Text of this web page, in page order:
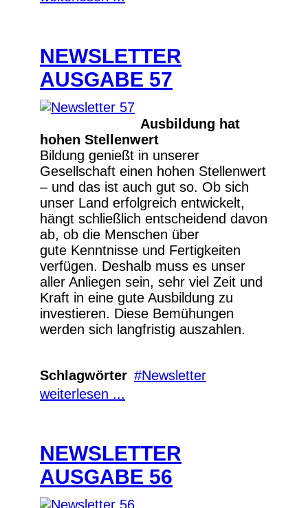
NEWSLETTER
AUSGABE 57
Ausbildung hat
hohen Stellenwert
Bildung genießt in unserer
Gesellschaft einen hohen Stellenwert
– und das ist auch gut so. Ob sich
unser Land erfolgreich entwickelt,
hängt schließlich entscheidend davon
ab, ob die Menschen über
gute Kenntnisse und Fertigkeiten
verfügen. Deshalb muss es unser
aller Anliegen sein, sehr viel Zeit und
Kraft in eine gute Ausbildung zu
investieren. Diese Bemühungen
werden sich langfristig auszahlen.
Schlagwörter
Newsletter
weiterlesen ...
NEWSLETTER
AUSGABE 56